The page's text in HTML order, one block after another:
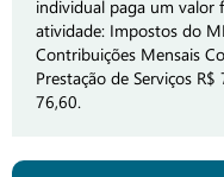
atividade: Impostos do
Contribuições Mensais
Prestação de Serviços
76,60.